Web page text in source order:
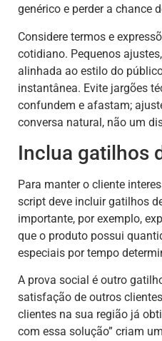
genérico e perder a chance
Considere termos e
cotidiano. Pequenos
alinhada ao estilo do
instantânea. Evite jargões
confundem e afastam;
conversa natural, não um
Inclua gatilhos
Para manter o cliente
script deve incluir gatilhos
importante, por exemplo,
que o produto possui
especiais por tempo
A prova social é outro
satisfação de outros
clientes na sua região já
com essa solução” criam